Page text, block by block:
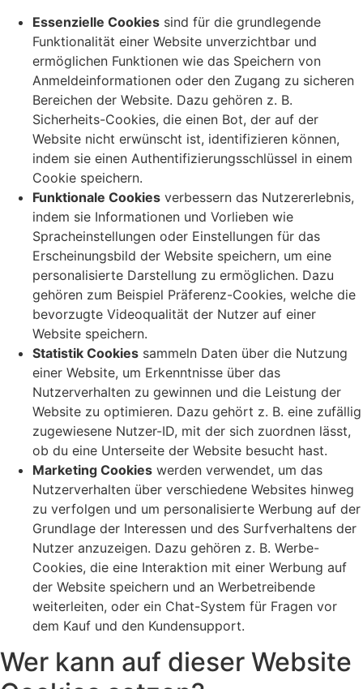
Essenzielle Cookies sind für die grundlegende
Funktionalität einer Website unverzichtbar und
ermöglichen Funktionen wie das Speichern von
Anmeldeinformationen oder den Zugang zu sicheren
Bereichen der Website. Dazu gehören z. B.
Sicherheits-Cookies, die einen Bot, der auf der
Website nicht erwünscht ist, identifizieren können,
indem sie einen Authentifizierungsschlüssel in einem
Cookie speichern.
Funktionale Cookies verbessern das Nutzererlebnis,
indem sie Informationen und Vorlieben wie
Spracheinstellungen oder Einstellungen für das
Erscheinungsbild der Website speichern, um eine
personalisierte Darstellung zu ermöglichen. Dazu
gehören zum Beispiel Präferenz-Cookies, welche die
bevorzugte Videoqualität der Nutzer auf einer
Website speichern.
Statistik Cookies sammeln Daten über die Nutzung
einer Website, um Erkenntnisse über das
Nutzerverhalten zu gewinnen und die Leistung der
Website zu optimieren. Dazu gehört z. B. eine zufällig
zugewiesene Nutzer-ID, mit der sich zuordnen lässt,
ob du eine Unterseite der Website besucht hast.
Marketing Cookies werden verwendet, um das
Nutzerverhalten über verschiedene Websites hinweg
zu verfolgen und um personalisierte Werbung auf der
Grundlage der Interessen und des Surfverhaltens der
Nutzer anzuzeigen. Dazu gehören z. B. Werbe-
Cookies, die eine Interaktion mit einer Werbung auf
der Website speichern und an Werbetreibende
weiterleiten, oder ein Chat-System für Fragen vor
dem Kauf und den Kundensupport.
Wer kann auf dieser Website